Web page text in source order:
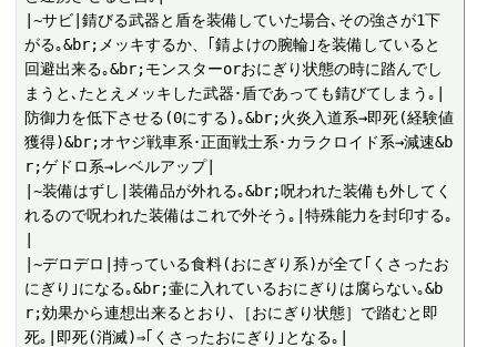
|~サビ|錆びる武器と盾を装備していた場合､その強さが1下
がる｡&br;メッキするか、｢錆よけの腕輪｣を装備していると
回避出来る｡&br;モンスターorおにぎり状態の時に踏んでし
まうと､たとえメッキした武器･盾であっても錆びてしまう｡|
防御力を低下させる(0にする)｡&br;火炎入道系→即死(経験値
獲得)&br;オヤジ戦車系･正面戦士系･カラクロイド系→減速&b
r;ゲドロ系→レベルアップ|
|~装備はずし|装備品が外れる｡&br;呪われた装備も外してく
れるので呪われた装備はこれで外そう｡|特殊能力を封印する｡
|~デロデロ|持っている食料(おにぎり系)が全て｢くさったお
にぎり｣になる｡&br;壷に入れているおにぎりは腐らない｡&b
r;効果から連想出来るとおり､［おにぎり状態］で踏むと即
死｡|即死(消滅)⇒｢くさったおにぎり｣となる｡|